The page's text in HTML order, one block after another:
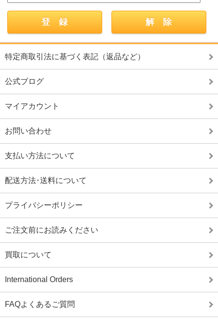
特定商取引法に基づく表記（返品など）
公式ブログ
マイアカウント
お問い合わせ
支払い方法について
配送方法･送料について
プライバシーポリシー
ご注文前にお読みください
買取について
International Orders
FAQよくあるご質問